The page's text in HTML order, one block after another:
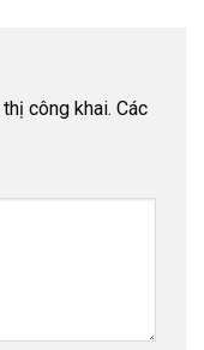
công khai. Các